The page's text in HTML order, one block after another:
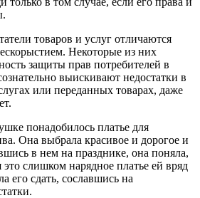
товаров и услуг отличаются
Некоторые из них
защиты прав потребителей в
выискивают недостатки в
или переданных товарах, даже
понадобилось платье для
Она выбрала красивое и дорогое и
в нем на празднике, она поняла,
слишком нарядное платье ей вряд
его сдать, сославшись на